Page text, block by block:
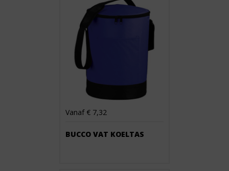
Vanaf € 7,32
BUCCO VAT KOELTAS